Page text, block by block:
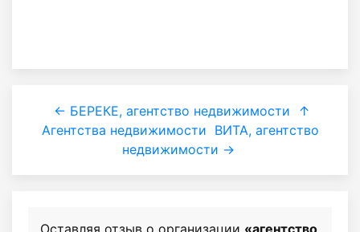
← БЕРЕКЕ, агентство недвижимости
↑
Агентства недвижимости ВИТА, агентство
недвижимости →
Оставляя отзыв о организации «агентство